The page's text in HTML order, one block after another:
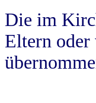
Die im
Eltern oder